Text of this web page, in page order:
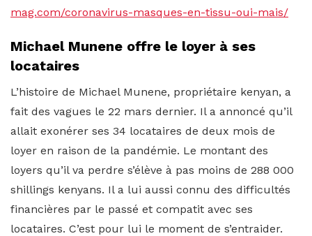
mag.com/coronavirus-masques-en-tissu-oui-mais/
Michael Munene offre le loyer à ses
locataires
L’histoire de Michael Munene, propriétaire kenyan, a
fait des vagues le 22 mars dernier. Il a annoncé qu’il
allait exonérer ses 34 locataires de deux mois de
loyer en raison de la pandémie. Le montant des
loyers qu’il va perdre s’élève à pas moins de 288 000
shillings kenyans. Il a lui aussi connu des difficultés
financières par le passé et compatit avec ses
locataires. C’est pour lui le moment de s’entraider.